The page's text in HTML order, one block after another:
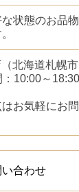
状態のお品物
北海道札幌
10:00～18:30
お気軽にお
合わせ